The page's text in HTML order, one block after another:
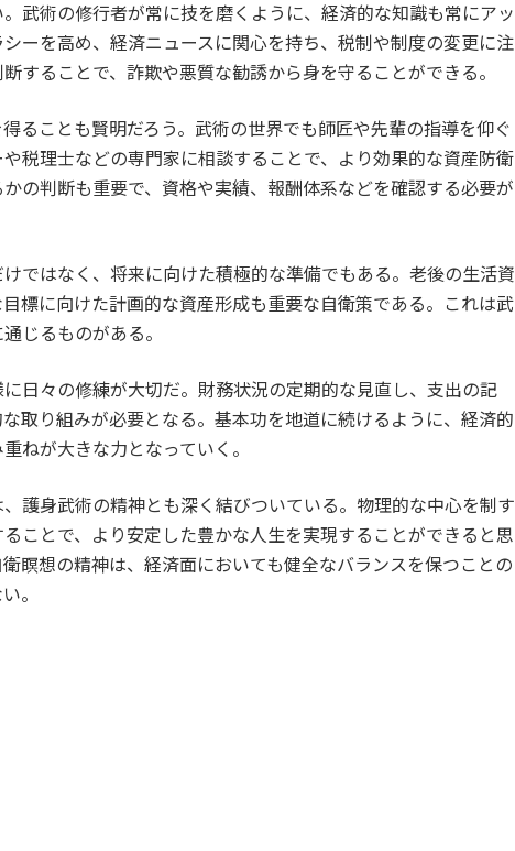
武術の修行者が常に技を磨くように、経済的な知識も常にアッ
ーを高め、経済ニュースに関心を持ち、税制や制度の変更に注
することで、詐欺や悪質な勧誘から身を守ることができる。
ることも賢明だろう。武術の世界でも師匠や先輩の指導を仰ぐ
税理士などの専門家に相談することで、より効果的な資産防衛
の判断も重要で、資格や実績、報酬体系などを確認する必要が
ではなく、将来に向けた積極的な準備でもある。老後の生活資
標に向けた計画的な資産形成も重要な自衛策である。これは武
じるものがある。
日々の修練が大切だ。財務状況の定期的な見直し、支出の記
取り組みが必要となる。基本功を地道に続けるように、経済的
ねが大きな力となっていく。
護身武術の精神とも深く結びついている。物理的な中心を制す
ことで、より安定した豊かな人生を実現することができると思
瞑想の精神は、経済面においても健全なバランスを保つことの
。